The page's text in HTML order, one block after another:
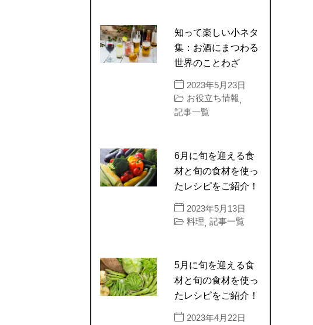
知って楽しい小ネタ
集：お酒にまつわる
世界のことわざ
2023年5月23日
お役立ち情報,
記事一覧
6月に旬を迎える食
材と旬の食材を使っ
たレシピをご紹介！
2023年5月13日
料理, 記事一覧
5月に旬を迎える食
材と旬の食材を使っ
たレシピをご紹介！
2023年4月22日